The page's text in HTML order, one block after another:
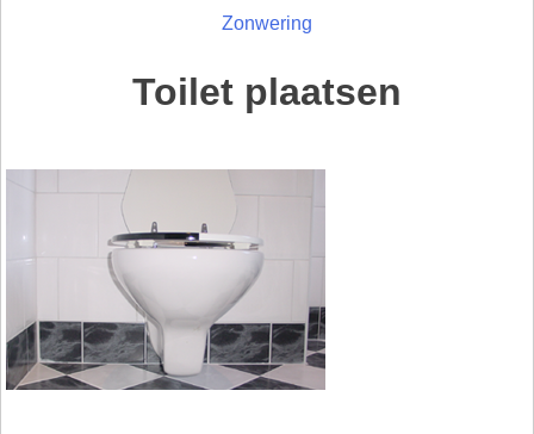
Zonwering
Toilet plaatsen